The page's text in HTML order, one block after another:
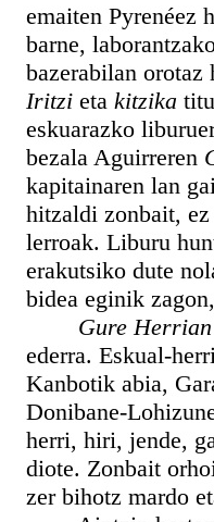
emaiten Pyrenéez
barne,
bazerabilan orotaz
Iritzi eta kitzika
eskuarazko
bezala Aguirreren
kapitainaren lan
hitzaldi zonbait, ez
lerroak. Liburu
erakutsiko dute
bidea eginik
Gure Herrian
ederra. Eskual-
Kanbotik abia,
Donibane-
herri, hiri, jende,
diote. Zonbait
zer bihotz mardo